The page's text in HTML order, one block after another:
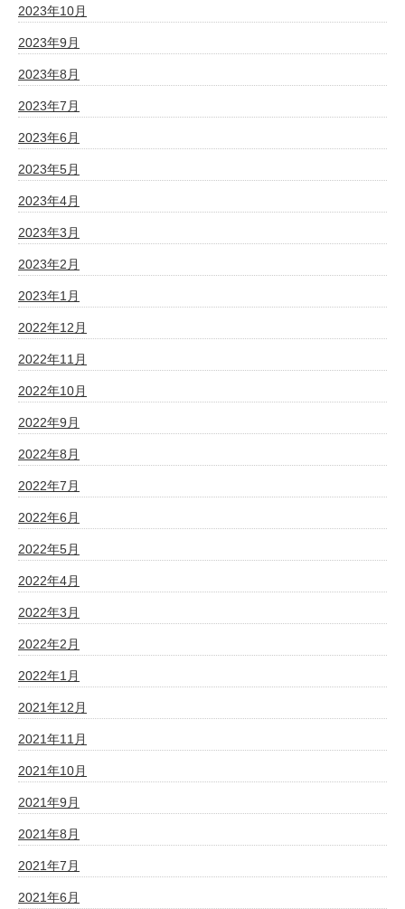
2023年10月
2023年9月
2023年8月
2023年7月
2023年6月
2023年5月
2023年4月
2023年3月
2023年2月
2023年1月
2022年12月
2022年11月
2022年10月
2022年9月
2022年8月
2022年7月
2022年6月
2022年5月
2022年4月
2022年3月
2022年2月
2022年1月
2021年12月
2021年11月
2021年10月
2021年9月
2021年8月
2021年7月
2021年6月